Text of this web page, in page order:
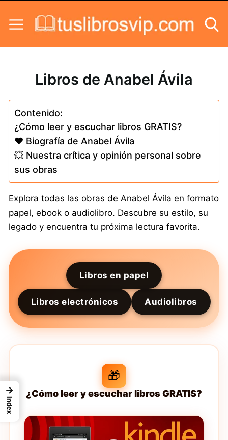
Libros de Anabel Ávila
Contenido:
¿Cómo leer y escuchar libros GRATIS?
❤️ Biografía de Anabel Ávila
💥 Nuestra crítica y opinión personal sobre
sus obras
Explora todas las obras de Anabel Ávila en formato
papel, ebook o audiolibro. Descubre su estilo, su
legado y encuentra tu próxima lectura favorita.
Libros en papel
Libros electrónicos Audiolibros
🎁
¿Cómo leer y escuchar libros GRATIS?
→
Index